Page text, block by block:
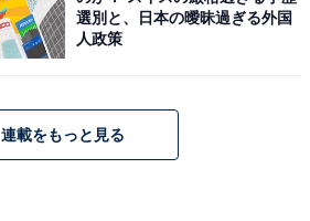
選別と、日本の曖昧過ぎる外国
人政策
連載をもっと見る